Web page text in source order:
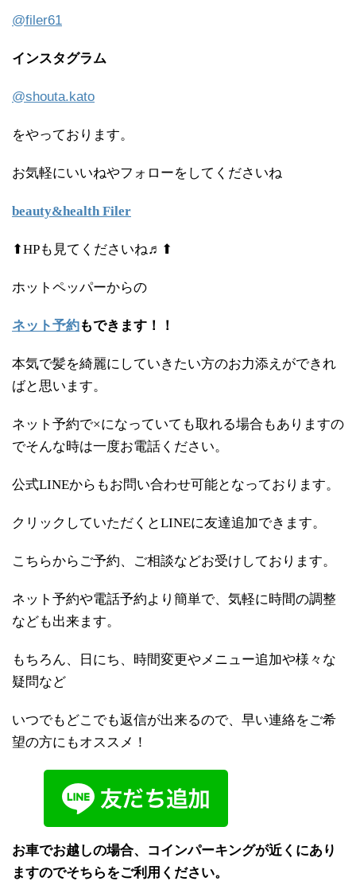
@filer61
インスタグラム
@shouta.kato
をやっております。
お気軽にいいねやフォローをしてくださいね
beauty&health Filer
⬆HPも見てくださいね♬⬆
ホットペッパーからの
ネット予約もできます！！
本気で髪を綺麗にしていきたい方のお力添えができれ
ばと思います。
ネット予約で×になっていても取れる場合もありますの
でそんな時は一度お電話ください。
公式LINEからもお問い合わせ可能となっております。
クリックしていただくとLINEに友達追加できます。
こちらからご予約、ご相談などお受けしております。
ネット予約や電話予約より簡単で、気軽に時間の調整
なども出来ます。
もちろん、日にち、時間変更やメニュー追加や様々な
疑問など
いつでもどこでも返信が出来るので、早い連絡をご希
望の方にもオススメ！
お車でお越しの場合、コインパーキングが近くにあり
ますのでそちらをご利用ください。